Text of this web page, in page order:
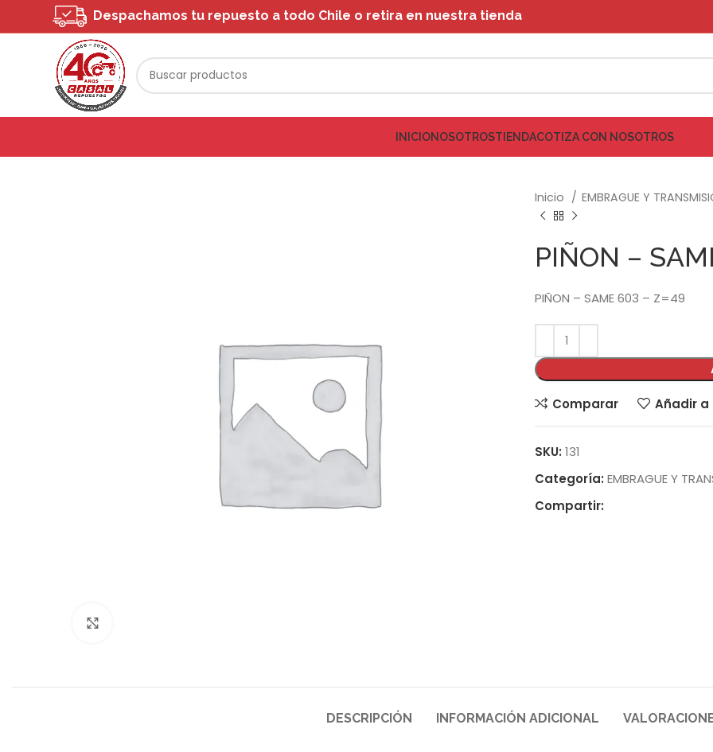
Despachamos tu repuesto a todo Chile o retira en nuestra tienda
INICIONOSOTROSTIENDACOTIZA CON NOSOTROS
Inicio EMBRAGUE Y
PIÑON –
PIÑON – SAME 603 – Z=49
Comparar Añadir
SKU: 131
Categoría: EMBRAGUE Y
Compartir:
DESCRIPCIÓN INFORMACIÓN ADICIONAL